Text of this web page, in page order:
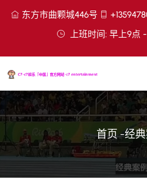
东方市曲颗城446号
上班时间: 早上9点
首页-经